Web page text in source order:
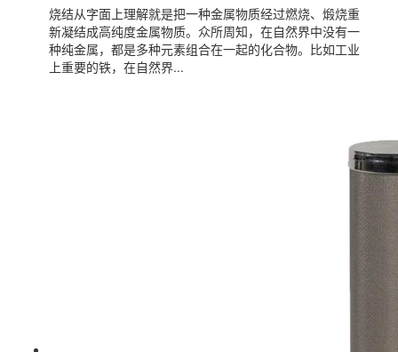
烧结从字面上理解就是把一种金属物质经过燃烧、煅烧重
新凝结成高纯度金属物质。众所周知，在自然界中没有一
种纯金属，都是多种元素组合在一起的化合物。比如工业
上重要的铁，在自然界...